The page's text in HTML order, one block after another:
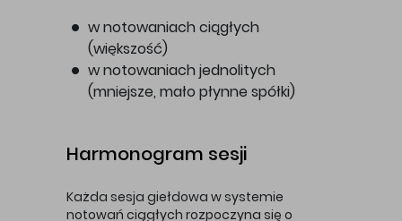
w notowaniach ciągłych
(większość)
w notowaniach jednolitych
(mniejsze, mało płynne spółki)
Harmonogram sesji
Każda sesja giełdowa w systemie
notowań ciągłych rozpoczyna się o